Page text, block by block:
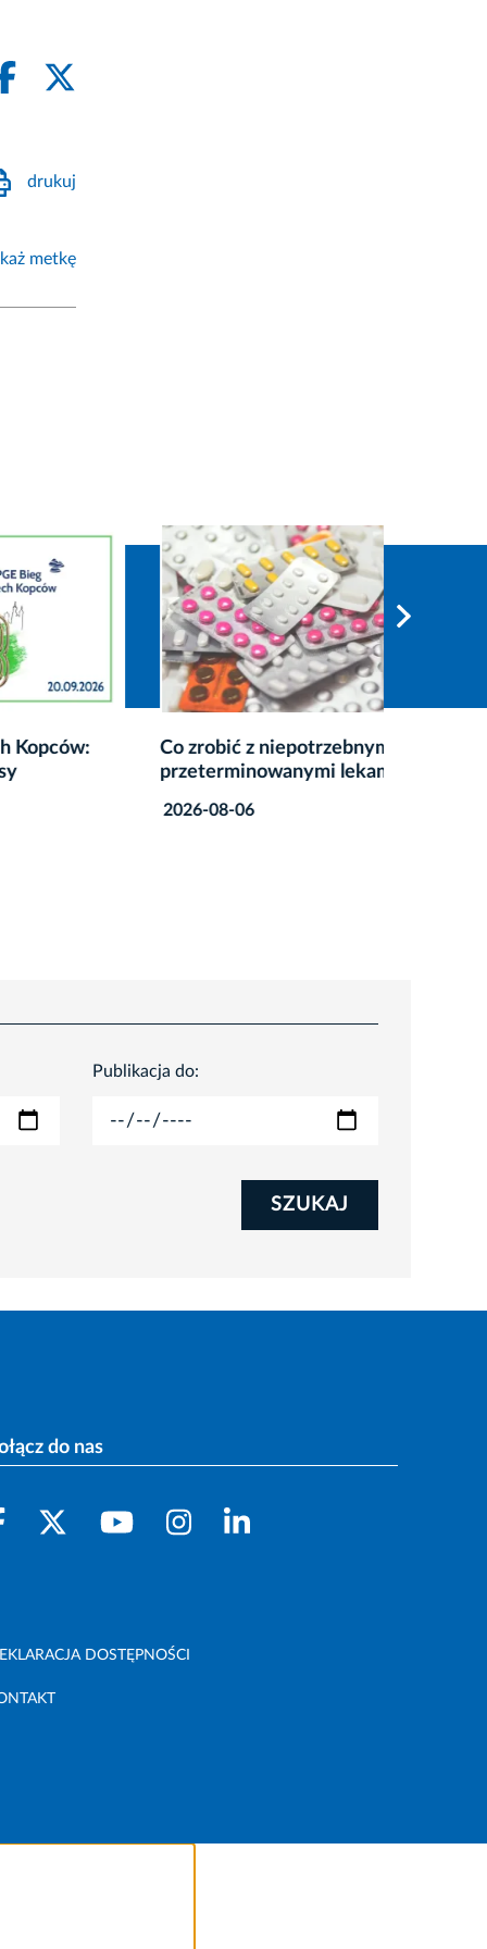
drukuj
metkę
Co zrobić z niepotrzebnymi lub
przeterminowanymi lekami?
2026-08-06
Publikacja do:
SZUKAJ
do nas
DOSTĘPNOŚCI